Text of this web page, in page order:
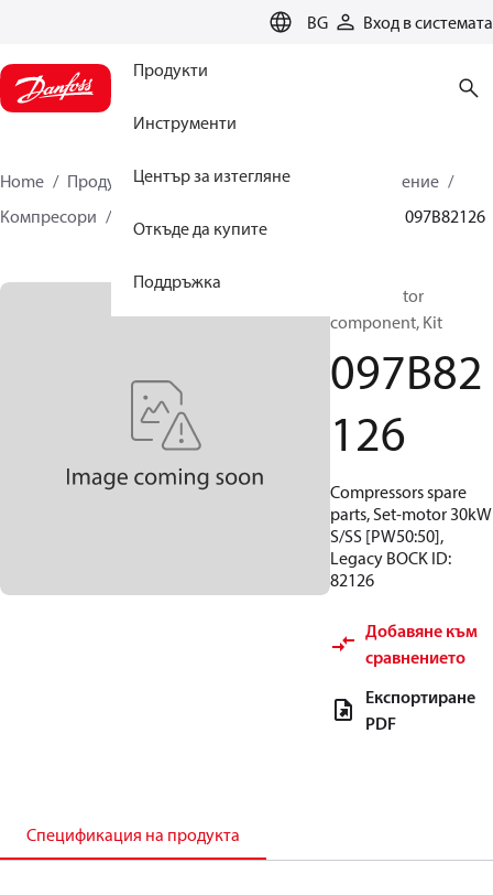
BG Вход в системата
Продукти
Инструменти
Център за изтегляне
Откъде да купите
Поддръжка
Home Продукти
Климатични решения за отопление
Компресори
097B82126
BOCK, Motor
component, Kit
097B82
126
Compressors spare
parts, Set-motor 30kW
S/SS [PW50:50],
Legacy BOCK ID:
82126
Добавяне към
сравнението
Експортиране
PDF
Спецификация на продукта